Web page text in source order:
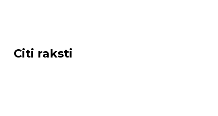
Citi raksti